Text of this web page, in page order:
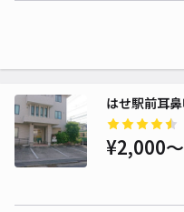
はせ駅前耳
¥2,000〜